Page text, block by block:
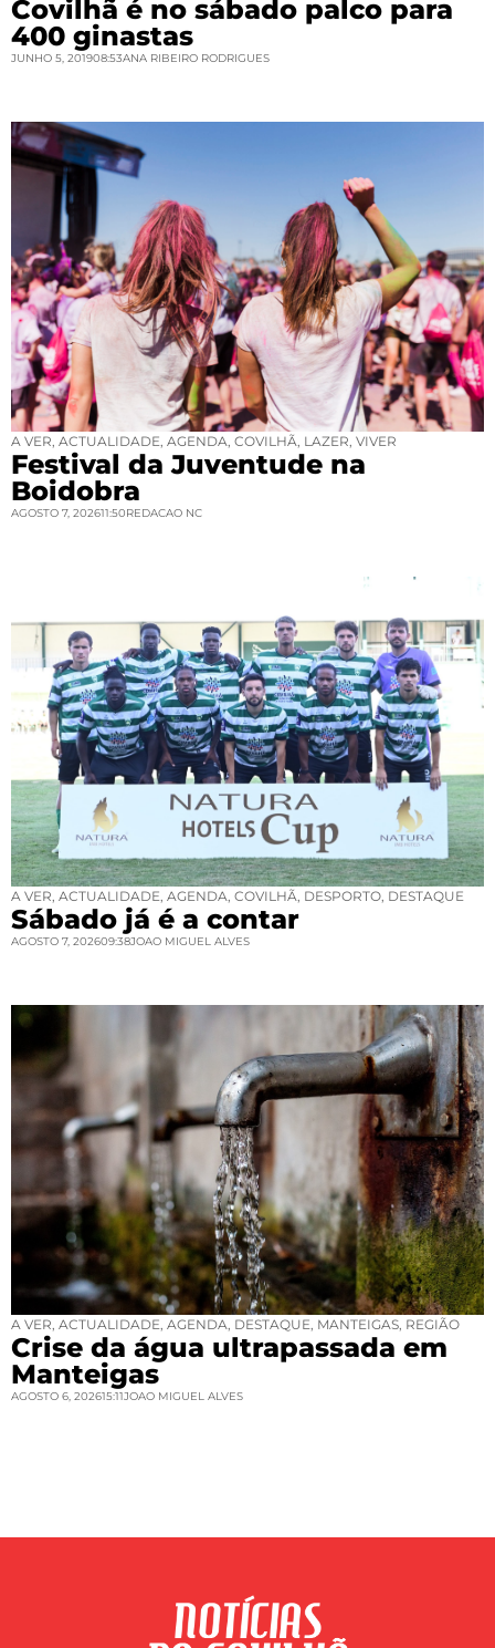
Covilhã é no sábado palco para
400 ginastas
JUNHO 5, 201908:53ANA RIBEIRO RODRIGUES
A VER, ACTUALIDADE, AGENDA, COVILHÃ, LAZER, VIVER
Festival da Juventude na
Boidobra
AGOSTO 7, 202611:50REDACAO NC
A VER, ACTUALIDADE, AGENDA, COVILHÃ, DESPORTO, DESTAQUE
Sábado já é a contar
AGOSTO 7, 202609:38JOAO MIGUEL ALVES
A VER, ACTUALIDADE, AGENDA, DESTAQUE, MANTEIGAS, REGIÃO
Crise da água ultrapassada em
Manteigas
AGOSTO 6, 202615:11JOAO MIGUEL ALVES